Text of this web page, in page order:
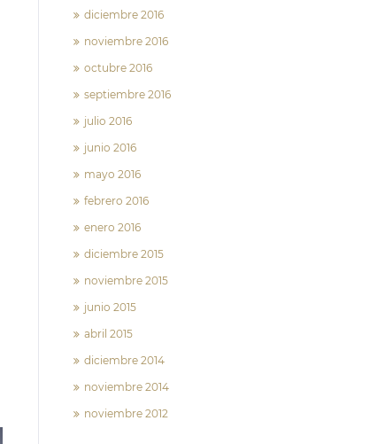
diciembre 2016
noviembre 2016
octubre 2016
septiembre 2016
julio 2016
junio 2016
mayo 2016
febrero 2016
enero 2016
diciembre 2015
noviembre 2015
junio 2015
abril 2015
diciembre 2014
noviembre 2014
noviembre 2012